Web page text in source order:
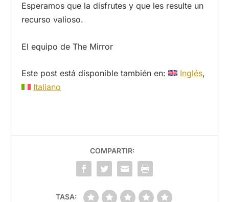
Esperamos que la disfrutes y que les resulte un
recurso valioso.
El equipo de The Mirror
Este post está disponible también en:
Inglés
Italiano
COMPARTIR:
TASA: